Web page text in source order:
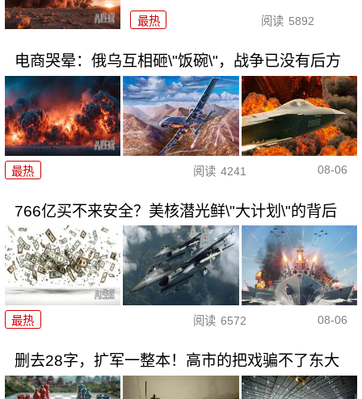
最热 阅读 5892
电商哭晕：俄乌互相砸\"饭碗\"，战争已没有后方
最热 阅读 4241 08-06
766亿买不来安全？美核潜光鲜\"大计划\"的背后
最热 阅读 6572 08-06
删去28字，扩军一整本！高市的把戏骗不了东大